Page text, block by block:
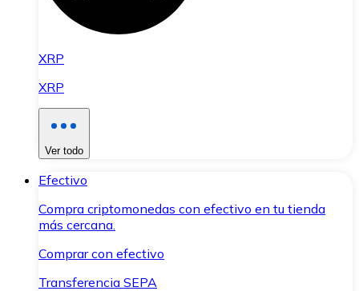
XRP
XRP
Ver todo
Efectivo
Compra criptomonedas con efectivo en tu tienda
más cercana.
Comprar con efectivo
Transferencia SEPA